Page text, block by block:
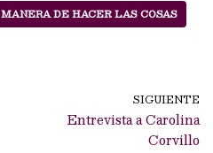
MANERA DE HACER LAS COSAS
SIGUIENTE
Entrevista a Carolina
Corvillo